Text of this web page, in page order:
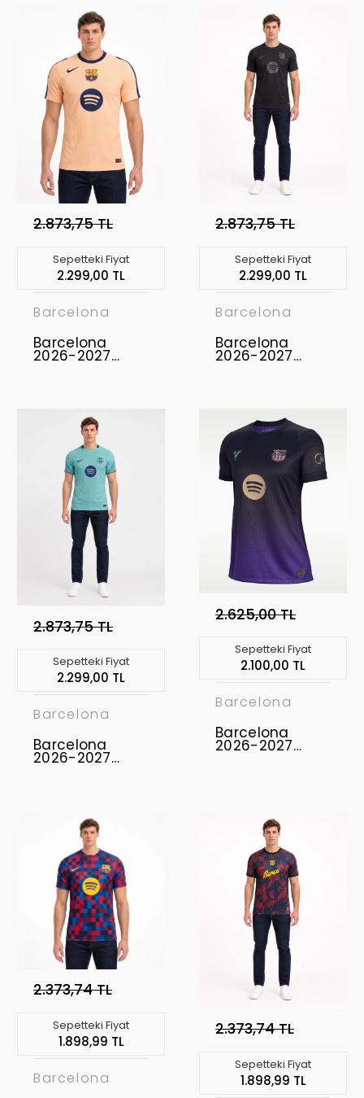
2.873,75 TL
Sepetteki Fiyat
2.299,00 TL
Barcelona
Barcelona
2026-2027
2.873,75 TL
Sepetteki Fiyat
2.299,00 TL
Barcelona
Barcelona
2026-2027
2.873,75 TL
Sepetteki Fiyat
2.299,00 TL
Barcelona
Barcelona
2026-2027
2.625,00 TL
Sepetteki Fiyat
2.100,00 TL
Barcelona
Barcelona
2026-2027
2.373,74 TL
Sepetteki Fiyat
1.898,99 TL
Barcelona
2.373,74 TL
Sepetteki Fiyat
1.898,99 TL